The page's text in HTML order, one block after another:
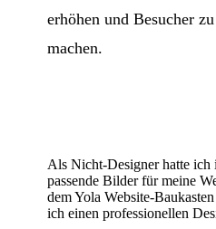
erhöhen und Besucher
machen.
Als Nicht-Designer hatte ich
passende Bilder für meine
dem Yola Website-
ich einen professionellen